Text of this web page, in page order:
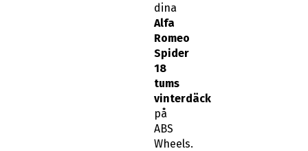
dina
Alfa
Romeo
Spider
18
tums
vinterdäck
på
ABS
Wheels.